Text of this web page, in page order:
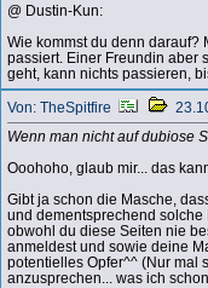
@ Dustin-Kun:
Wie kommst du denn darauf?
passiert. Einer Freundin aber
geht, kann nichts passieren,
Von: TheSpitfire
Wenn man nicht auf dubiose
Ooohoho, glaub mir... das
Gibt ja schon die Masche,
und dementsprechend
obwohl du diese Seiten nie
anmeldest und sowie deine
potentielles Opfer^^ (Nur mal
anzusprechen... was ich